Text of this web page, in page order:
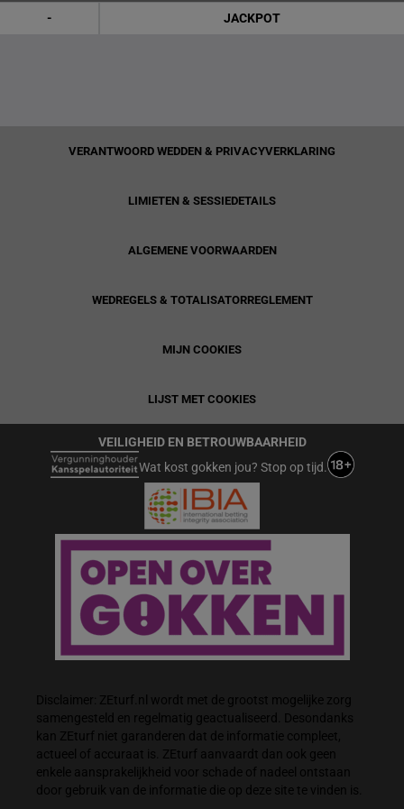
- JACKPOT
VERANTWOORD WEDDEN & PRIVACYVERKLARING
LIMIETEN & SESSIEDETAILS
ALGEMENE VOORWAARDEN
WEDREGELS & TOTALISATORREGLEMENT
MIJN COOKIES
LIJST MET COOKIES
VEILIGHEID EN BETROUWBAARHEID
Wat kost gokken jou? Stop op tijd.
Disclaimer: ZEturf.nl wordt met de grootst mogelijke zorg
samengesteld en regelmatig geactualiseerd. Desondanks
kan ZEturf niet garanderen dat de informatie compleet,
actueel of accuraat is. ZEturf aanvaardt dan ook geen
enkele aansprakelijkheid voor schade of nadeel ontstaan
door gebruik van de informatie die op deze site te vinden is.